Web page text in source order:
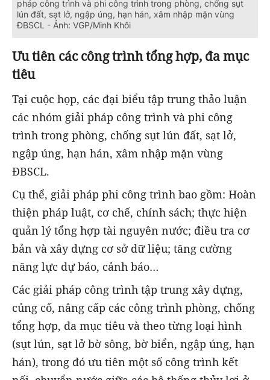
pháp công trình và phi công trình trong phòng, chống sụt
lún đất, sạt lở, ngập úng, hạn hán, xâm nhập mặn vùng
ĐBSCL - Ảnh: VGP/Minh Khôi
Ưu tiên các công trình tổng hợp, đa mục
tiêu
Tại cuộc họp, các đại biểu tập trung thảo luận
các nhóm giải pháp công trình và phi công
trình trong phòng, chống sụt lún đất, sạt lở,
ngập úng, hạn hán, xâm nhập mặn vùng
ĐBSCL.
Cụ thể, giải pháp phi công trình bao gồm: Hoàn
thiện pháp luật, cơ chế, chính sách; thực hiện
quản lý tổng hợp tài nguyên nước; điều tra cơ
bản và xây dựng cơ sở dữ liệu; tăng cường
năng lực dự báo, cảnh báo…
Các giải pháp công trình tập trung xây dựng,
củng cố, nâng cấp các công trình phòng, chống
tổng hợp, đa mục tiêu và theo từng loại hình
(sụt lún, sạt lở bờ sông, bờ biển, ngập úng, hạn
hán), trong đó ưu tiên một số công trình kết